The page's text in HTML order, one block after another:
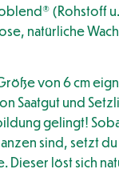
(Rohstoff
natürliche
von 6 cm
Saatgut und
gelingt!
sind, setzt du
Dieser löst sich